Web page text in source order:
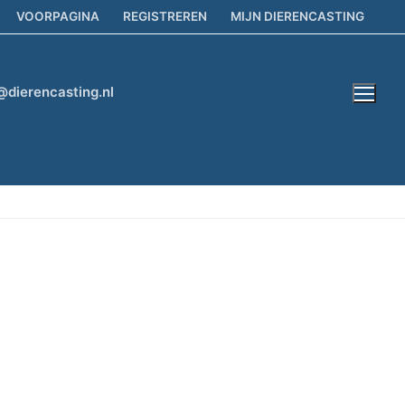
VOORPAGINA REGISTREREN MIJN DIERENCASTING